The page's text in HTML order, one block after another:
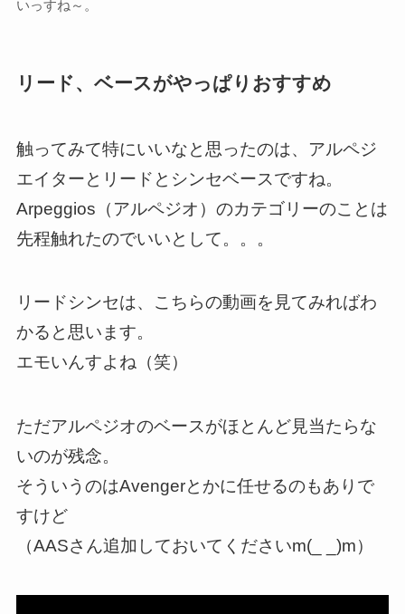
いっすね～。
リード、ベースがやっぱりおすすめ
触ってみて特にいいなと思ったのは、アルペジ
エイターとリードとシンセベースですね。
Arpeggios（アルペジオ）のカテゴリーのことは
先程触れたのでいいとして。。。
リードシンセは、こちらの動画を見てみればわ
かると思います。
エモいんすよね（笑）
ただアルペジオのベースがほとんど見当たらな
いのが残念。
そういうのはAvengerとかに任せるのもありで
すけど
（AASさん追加しておいてくださいm(_ _)m）